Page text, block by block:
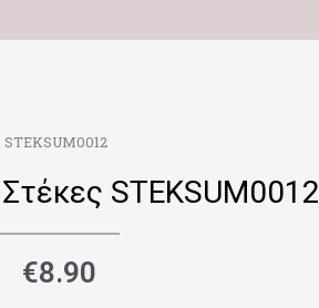
STEKSUM0012
STEKSUM0012
€8.90